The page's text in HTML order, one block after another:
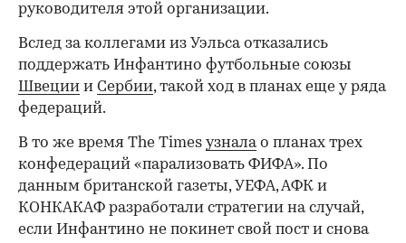
руководителя этой организации.
Вслед за коллегами из Уэльса отказались
поддержать Инфантино футбольные союзы
Швеции и Сербии, такой ход в планах еще у ряда
федераций.
В то же время The Times узналао планах трех
конфедераций «парализовать ФИФА». По
данным британской газеты, УЕФА, АФК и
КОНКАКАФ разработали стратегии на случай,
если Инфантино не покинет свой пост и снова